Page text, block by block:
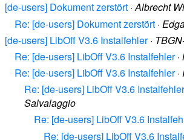
[de-users] Dokument zerstört ·Albrecht
Re: [de-users] Dokument zerstört ·
[de-users] LibOff V3.6 Instalfehler·
Re: [de-users] LibOff V3.6 Instalfehler·
Re: [de-users] LibOff V3.6 Instalfehler·
Re: [de-users] LibOff V3.6 Instalfehler
Salvalaggio
Re: [de-users] LibOff V3.6
Re: [de-users] LibOff V3.6